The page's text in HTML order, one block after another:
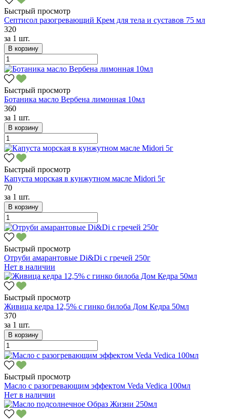
Быстрый просмотр
Септисол разогревающий Крем для тела и суставов 75 мл
320
за 1 шт.
В корзину
Быстрый просмотр
Ботаника масло Вербена лимонная 10мл
360
за 1 шт.
В корзину
Быстрый просмотр
Капуста морская в кунжутном масле Midori 5г
70
за 1 шт.
В корзину
Быстрый просмотр
Отруби амарантовые Di&Di с гречей 250г
Нет в наличии
Быстрый просмотр
Живица кедра 12,5% с гинко билоба Дом Кедра 50мл
370
за 1 шт.
В корзину
Быстрый просмотр
Масло с разогревающим эффектом Veda Vedica 100мл
Нет в наличии